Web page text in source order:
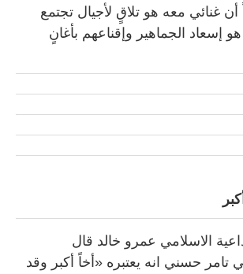
أن غنائي معه هو تلاقٍ لأجيال تجتمع
إسعاد الجماهير وإقناعهم بأغانٍ
الاسلامي عمرو خالد قال
تامر حسني انه يعتبره «أخاً أكبر وقد